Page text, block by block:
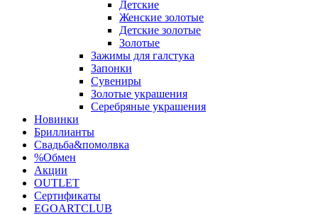
Детские
Женские золотые
Детские золотые
Золотые
Зажимы для галстука
Запонки
Сувениры
Золотые украшения
Серебряные украшения
Новинки
Бриллианты
Свадьба&помолвка
%Обмен
Акции
OUTLET
Сертификаты
EGOARTCLUB